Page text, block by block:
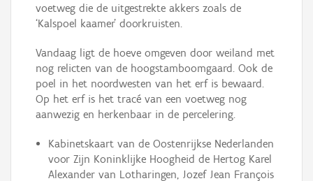
voetweg die de uitgestrekte akkers zoals de
‘Kalspoel kaamer’ doorkruisten.
Vandaag ligt de hoeve omgeven door weiland met
nog relicten van de hoogstamboomgaard. Ook de
poel in het noordwesten van het erf is bewaard.
Op het erf is het tracé van een voetweg nog
aanwezig en herkenbaar in de percelering.
Kabinetskaart van de Oostenrijkse Nederlanden
voor Zijn Koninklijke Hoogheid de Hertog Karel
Alexander van Lotharingen, Jozef Jean François